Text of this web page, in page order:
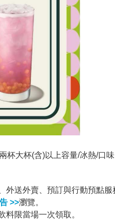
杯大杯(含)以上容量/冰熱/口
外送外賣、預訂與行動預點
>>瀏覽。
料限當場一次領取。